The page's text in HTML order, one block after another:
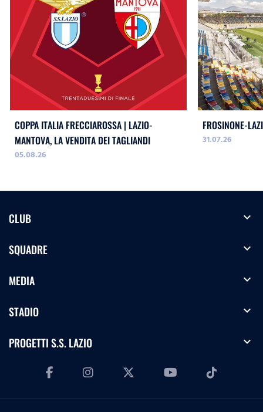
COPPA ITALIA FRECCIAROSSA | LAZIO-
MANTOVA, LA VENDITA DEI TAGLIANDI
05.08.26
FROSINONE-
31.07.26
CLUB expand_more
SQUADRE expand_more
MEDIA expand_more
STADIO expand_more
PROGETTI S.S. LAZIO expand_more